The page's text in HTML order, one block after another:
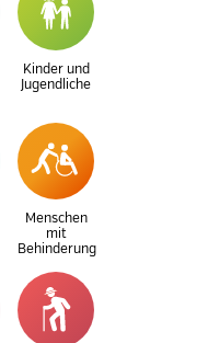
Kinder und
Jugendliche
Menschen
mit
Behinderung